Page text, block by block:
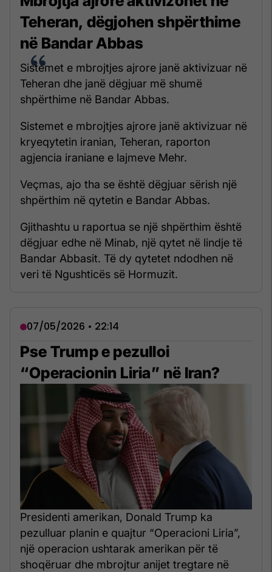
Teheran, dëgjohen shpërthime
në Bandar Abbas
Sistemet e mbrojtjes ajrore janë aktivizuar në
Teheran dhe janë dëgjuar më shumë
shpërthime në Bandar Abbas.
Sistemet e mbrojtjes ajrore janë aktivizuar në
kryeqytetin iranian, Teheran, raporton
agjencia iraniane e lajmeve Mehr.
Veçmas, ajo tha se është dëgjuar sërish një
shpërthim në qytetin e Bandar Abbas.
Gjithashtu u raportua se një shpërthim është
dëgjuar edhe në Minab, një qytet në lindje të
Bandar Abbasit. Të dy qytetet ndodhen në
veri të Ngushticës së Hormuzit.
07/05/2026 • 22:14
Pse Trump e pezulloi
“Operacionin Liria” në Iran?
Presidenti amerikan, Donald Trump ka
pezulluar planin e quajtur “Operacioni Liria”,
një operacion ushtarak amerikan për të
shoqëruar dhe mbrojtur anijet tregtare në